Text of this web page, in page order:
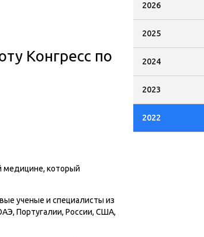
Конгресс по
медицине, который
ученые и специалисты из
Португалии, России, США,
2026
2025
2024
2023
2022